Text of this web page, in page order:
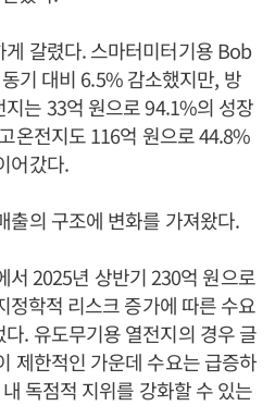
갈렸다. 스마터미터기용 Bob
기 대비 6.5% 감소했지만, 방
는 33억 원으로 94.1%의 성장
온전지도 116억 원으로 44.8%
어갔다.
출의 구조에 변화를 가져왔다.
서 2025년 상반기 230억 원으로
정학적 리스크 증가에 따른 수요
. 유도무기용 열전지의 경우 글
제한적인 가운데 수요는 급증하
독점적 지위를 강화할 수 있는